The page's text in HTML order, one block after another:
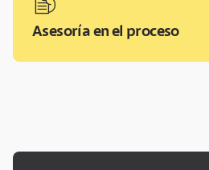
Asesoría en el proceso